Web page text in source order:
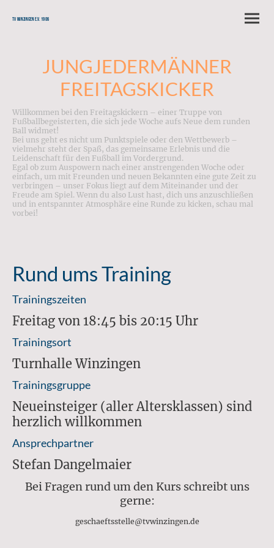
TV Winzingen e.V. 1906
JUNGJEDERMÄNNER
FREITAGSKICKER
Willkommen bei den Freitagskickern – einer Truppe von
Fußballbegeisterten, die sich jede Woche aufs Neue dem runden
Ball widmet!
Bei uns geht es nicht um Punktspiele oder den Wettbewerb –
vielmehr steht der Spaß, das gemeinsame Erlebnis und die
Leidenschaft für den Fußball im Vordergrund.
Egal ob zum Auspowern nach einer anstrengenden Woche oder
einfach, um mit Freunden und neuen Bekannten eine gute Zeit zu
verbringen – unser Fokus liegt auf dem Miteinander und der
Freude am Spiel. Wenn du also Lust hast, dich uns anzuschließen
und in entspannter Atmosphäre eine Runde zu kicken, schau mal
vorbei!
Rund ums Training
Trainingszeiten
Freitag von 18:45 bis 20:15 Uhr
Trainingsort
Turnhalle Winzingen
Trainingsgruppe
Neueinsteiger (aller Altersklassen) sind
herzlich willkommen
Ansprechpartner
Stefan Dangelmaier
Bei Fragen rund um den Kurs schreibt uns
gerne:
geschaeftsstelle@tvwinzingen.de